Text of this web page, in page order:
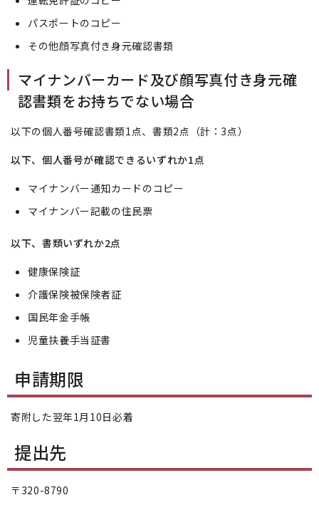
パスポートのコピー
その他顔写真付き身元確認書類
マイナンバーカード及び顔写真付き身元確
認書類をお持ちでない場合
以下の個人番号確認書類1点、書類2点（計：3点）
以下、個人番号が確認できるいずれか1点
マイナンバー通知カードのコピー
マイナンバー記載の住民票
以下、書類いずれか2点
健康保険証
介護保険被保険者証
国民年金手帳
児童扶養手当証書
申請期限
寄附した翌年1月10日必着
提出先
〒320-8790